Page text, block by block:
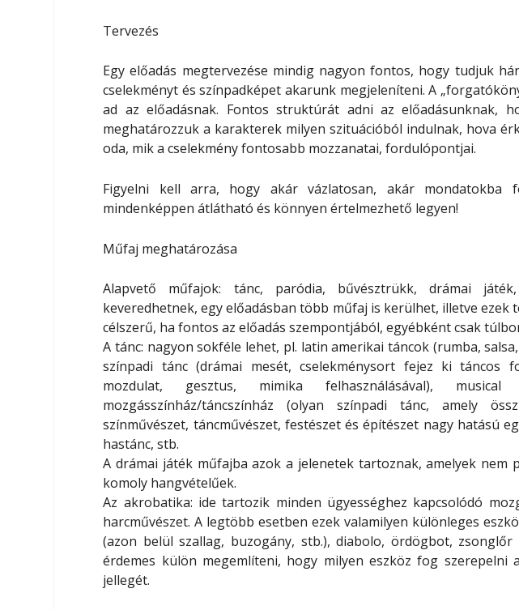
Tervezés
Egy előadás megtervezése mindig nagyon fontos, hogy tudjuk
cselekményt és színpadképet akarunk megjeleníteni. A
ad az előadásnak. Fontosstruktúrát adni az előadásunknak,
meghatározzuk a karakterek milyen szituációból indulnak, hova
oda, mik a cselekmény fontosabb mozzanatai, fordulópontjai.
Figyelni kell arra, hogy akár vázlatosan, akár mondatokba
mindenképpenátlátható és könnyen értelmezhető legyen!
Műfaj meghatározása
Alapvető műfajok: tánc, paródia, bűvésztrükk, drámai
keveredhetnek, egy előadásban több műfaj is kerülhet, illetve ezek
célszerű, ha fontos az előadás szempontjából, egyébként csak
A tánc: nagyon sokféle lehet, pl. latin amerikai táncok (rumba,
színpadi tánc (drámai mesét, cselekménysort fejez ki táncos
mozdulat, gesztus, mimika felhasználásával),
mozgásszínház/táncszínház (olyan színpadi tánc, amely
színművészet, táncművészet, festészet és építészet nagy hatású
hastánc, stb.
A drámai játékműfajba azok a jelenetek tartoznak, amelyek nem
komoly hangvételűek.
Az akrobatika: ide tartozik minden ügyességhez kapcsolódó
harcművészet. A legtöbb esetben ezek valamilyen különleges
(azon belül szallag, buzogány, stb.), diabolo, ördögbot,
érdemes külön megemlíteni, hogy milyen eszköz fog szerepelni
jellegét.